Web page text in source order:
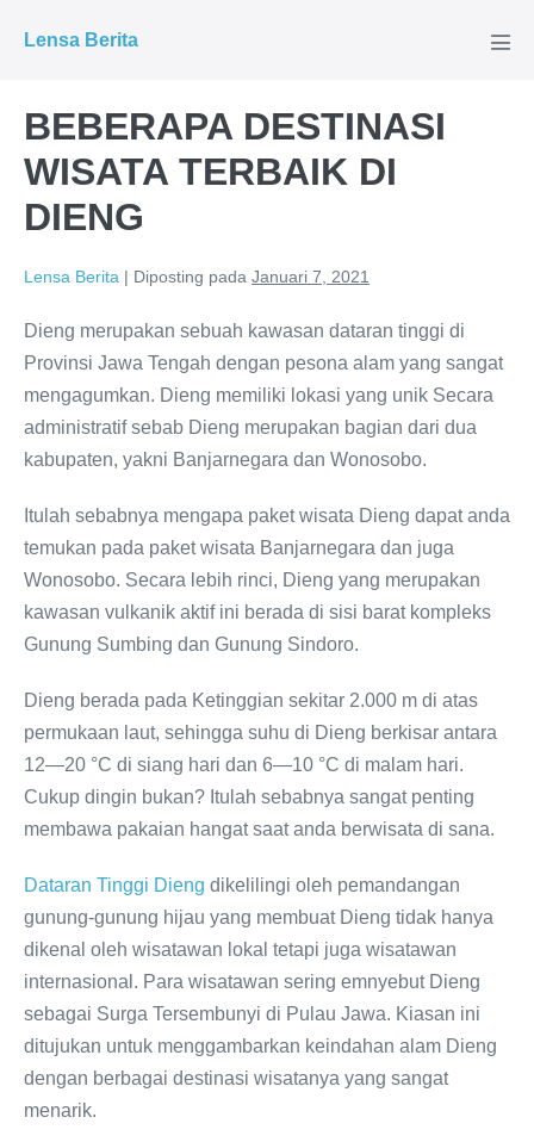
Lensa Berita
BEBERAPA DESTINASI
WISATA TERBAIK DI
DIENG
Lensa Berita | Diposting pada Januari 7, 2021
Dieng merupakan sebuah kawasan dataran tinggi di
Provinsi Jawa Tengah dengan pesona alam yang sangat
mengagumkan. Dieng memiliki lokasi yang unik Secara
administratif sebab Dieng merupakan bagian dari dua
kabupaten, yakni Banjarnegara dan Wonosobo.
Itulah sebabnya mengapa paket wisata Dieng dapat anda
temukan pada paket wisata Banjarnegara dan juga
Wonosobo. Secara lebih rinci, Dieng yang merupakan
kawasan vulkanik aktif ini berada di sisi barat kompleks
Gunung Sumbing dan Gunung Sindoro.
Dieng berada pada Ketinggian sekitar 2.000 m di atas
permukaan laut, sehingga suhu di Dieng berkisar antara
12—20 °C di siang hari dan 6—10 °C di malam hari.
Cukup dingin bukan? Itulah sebabnya sangat penting
membawa pakaian hangat saat anda berwisata di sana.
Dataran Tinggi Dieng dikelilingi oleh pemandangan
gunung-gunung hijau yang membuat Dieng tidak hanya
dikenal oleh wisatawan lokal tetapi juga wisatawan
internasional. Para wisatawan sering emnyebut Dieng
sebagai Surga Tersembunyi di Pulau Jawa. Kiasan ini
ditujukan untuk menggambarkan keindahan alam Dieng
dengan berbagai destinasi wisatanya yang sangat
menarik.